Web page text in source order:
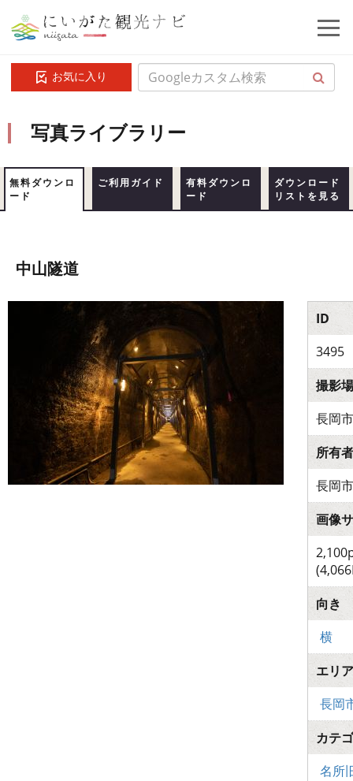
お気に入り
写真ライブラリー
無料ダウンロ
ード
ご利用ガイド
有料ダウンロ
ード
ダウンロード
リストを見る
中山隧道
ID
3495
撮影
長岡市
所有者
長岡市
画像
向き
横
エリア
長岡
カテ
名所